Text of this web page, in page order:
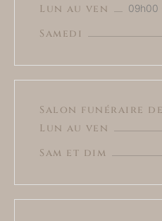
Lun au ven
09h00
Samedi
Salon funéraire de
Lun au ven
Sam et dim